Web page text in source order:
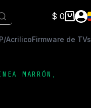
Carro
compra
$ 0
AcrilicoFirmware de TVs
MARRÓN